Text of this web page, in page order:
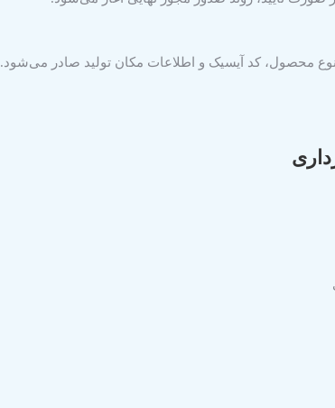
نوع محصول، کد آیسیک و اطلاعات مکان تولید صادر می‌شود.